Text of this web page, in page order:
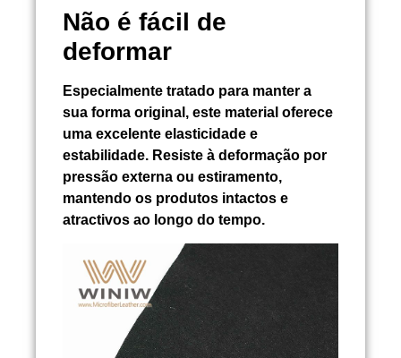
Não é fácil de
deformar
Especialmente tratado para manter a
sua forma original, este material oferece
uma excelente elasticidade e
estabilidade. Resiste à deformação por
pressão externa ou estiramento,
mantendo os produtos intactos e
atractivos ao longo do tempo.